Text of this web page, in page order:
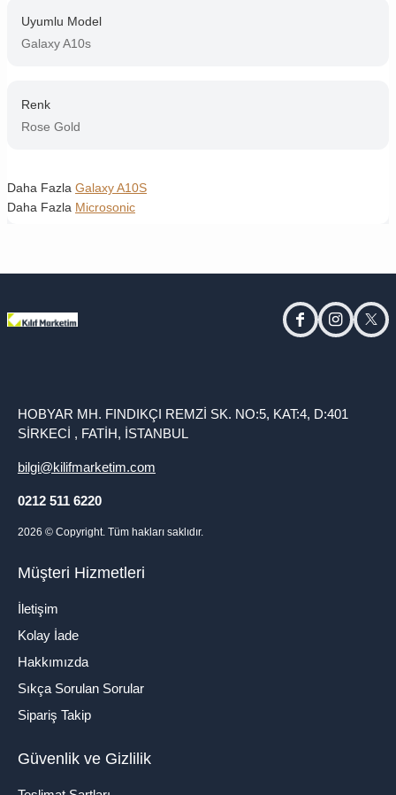
Uyumlu Model
Galaxy A10s
Renk
Rose Gold
Daha Fazla Galaxy A10S
Daha Fazla Microsonic
facebookinstagram
HOBYAR MH. FINDIKÇI REMZİ SK. NO:5, KAT:4, D:401
SİRKECİ , FATİH, İSTANBUL
bilgi@kilifmarketim.com
0212 511 6220
2026 © Copyright. Tüm hakları saklıdır.
Müşteri Hizmetleri
İletişim
Kolay İade
Hakkımızda
Sıkça Sorulan Sorular
Sipariş Takip
Güvenlik ve Gizlilik